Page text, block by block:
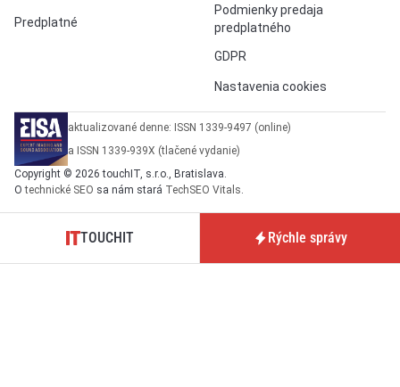
Predplatné
Podmienky predaja
predplatného
GDPR
Nastavenia cookies
aktualizované denne: ISSN 1339-9497 (online)
a ISSN 1339-939X (tlačené vydanie)
Copyright © 2026 touchIT, s.r.o., Bratislava.
Otechnické SEO sa nám stará TechSEO Vitals.
TOUCHIT Rýchle správy